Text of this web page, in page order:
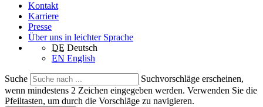
Kontakt
Karriere
Presse
Über uns in leichter Sprache
DE Deutsch
EN English
Suche
Suchvorschläge erscheinen,
wenn mindestens 2 Zeichen eingegeben werden. Verwenden Sie die
Pfeiltasten, um durch die Vorschläge zu navigieren.